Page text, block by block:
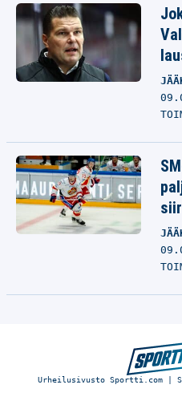
Urheilusivusto Sportti.com |